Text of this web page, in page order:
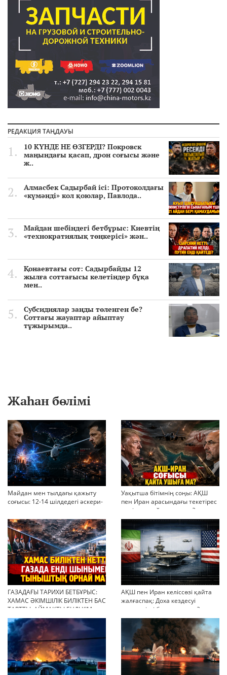
РЕДАКЦИЯ ТАҢДАУЫ
10 КҮНДЕ НЕ ӨЗГЕРДІ? Покровск
маңындағы қасап, дрон соғысы және
ж..
Алмасбек Садырбай ісі: Протоколдағы
«күмәнді» кол қоюлар, Павлода..
Майдан шебіндегі бетбұрыс: Киевтің
«технократиялық төңкерісі» жән..
Қонаевтағы сот: Садырбайды 12
жылға соттағысы келетіндер бұқа
мен..
Субсидиялар заңды төленген бе?
Соттағы жауаптар айыптау
тұжырымда..
Жаһан бөлімі
Майдан мен тылдағы қажыту
соғысы: 12-14 шілдедегі әскери-
Уақытша бітімнің соңы: АҚШ
пен Иран арасындағы текетірес
неліктен қайта ушықты?
ГАЗАДАҒЫ ТАРИХИ БЕТБҰРЫС:
ХАМАС ӘКІМШІЛІК БИЛІКТЕН БАС
ТАРТТЫ. АЙМАҚТЫ ЕНДІ КІМ
БАСҚАРАДЫ?
АҚШ пен Иран келіссөзі қайта
жалғаспақ: Доха кездесуі
шиеленісті бәсеңдете ме?